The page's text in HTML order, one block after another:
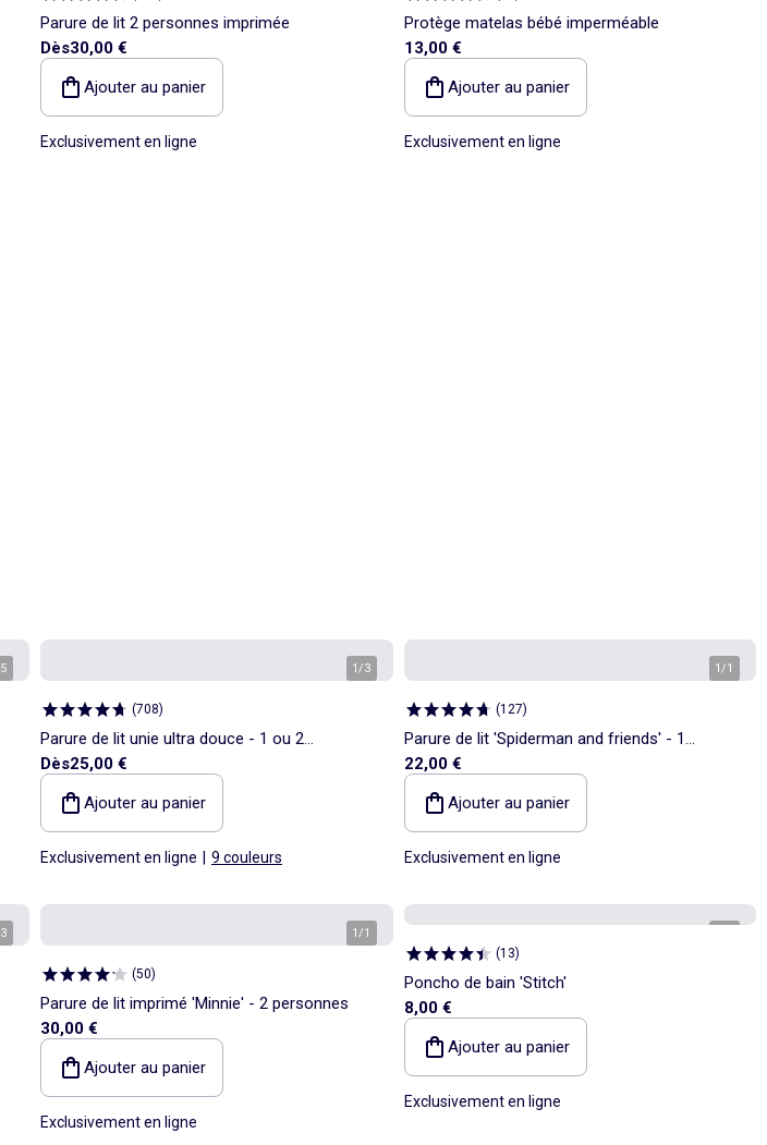
Parure de lit 2 personnes imprimée
Dès30,00 €
Ajouter au panier
Exclusivement en ligne
Protège matelas bébé imperméable
13,00 €
Ajouter au panier
Exclusivement en ligne
5 1/3
(708)
Parure de lit unie ultra douce - 1 ou 2
personnes
Dès25,00 €
Ajouter au panier
Exclusivement en ligne 9 couleurs
1/1
(127)
Parure de lit 'Spiderman and friends' - 1
personne
22,00 €
Ajouter au panier
Exclusivement en ligne
3 1/1
(50)
Parure de lit imprimé 'Minnie' - 2 personnes
30,00 €
Ajouter au panier
Exclusivement en ligne
(13)
Poncho de bain 'Stitch'
8,00 €
Ajouter au panier
Exclusivement en ligne